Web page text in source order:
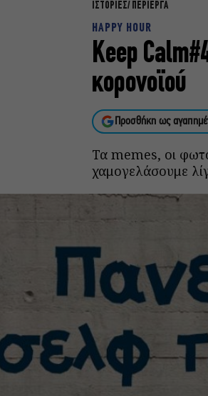
ΙΣΤΟΡΙΕΣ ΠΕΡΙΕΡΓΑ
HAPPY HOUR
Keep
κορονοϊού
Προσθήκη ως
Τα memes, οι
χαμογελάσουμε